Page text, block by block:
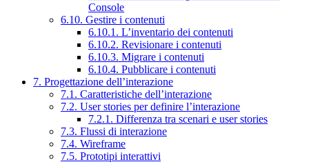
Console
6.10. Gestire i contenuti
6.10.1. L’inventario dei contenuti
6.10.2. Revisionare i contenuti
6.10.3. Migrare i contenuti
6.10.4. Pubblicare i contenuti
7. Progettazione dell’interazione
7.1. Caratteristiche dell’interazione
7.2. User stories per definire l’interazione
7.2.1. Differenza tra scenari e user stories
7.3. Flussi di interazione
7.4. Wireframe
7.5. Prototipi interattivi